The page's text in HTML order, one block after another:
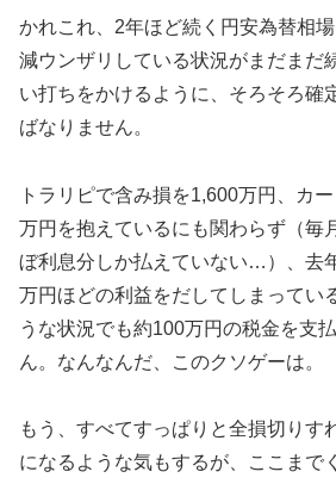
かれこれ、2年ほど続く円安為替相
減ウンザリしている状況がまだまだ
い打ちをかけるように、そろそろ確
ばなりません。
トラリピで含み損を1,600万円、カ
万円を抱えているにも関わらず（毎
ぼ利息分しか払えていない…）、去
万円ほどの利益をだしてしまってい
うな状況でも約100万円の税金を支
ん。なんなんだ、このクソゲーは。
もう、すべてすっぱりと全損切りす
になるような気もするが、ここまで